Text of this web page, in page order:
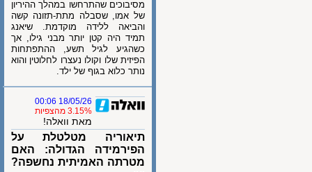
מסיבוכים שהתרחשו במהלך ההיריון
של אמו, שסבלה מתת-תזונה קשה
והביאה ללידה מוקדמת. שיאנג
תמיד היה קטן יותר מבני גילו, אך
כשהגיע לגיל תשע, ההתפתחות
הפיזית שלו וקולו נעצרו לחלוטין והוא
נותר כלוא בגוף של ילד.
18/05/26 00:06
3.15% מהצפיות
מאת וואלה!
תיאוריה מטלטלת על
הפירמידה הגדולה: האם
מטרתה האמיתית נחשפה?